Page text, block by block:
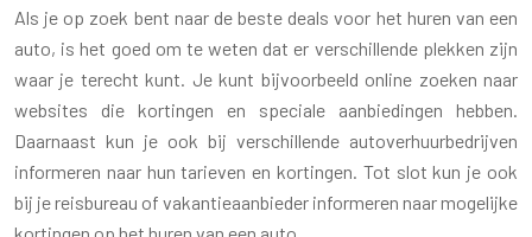
Als je op zoek bent naar de beste deals voor het huren van een
auto, is het goed om te weten dat er verschillende plekken zijn
waar je terecht kunt. Je kunt bijvoorbeeld online zoeken naar
websites die kortingen en speciale aanbiedingen hebben.
Daarnaast kun je ook bij verschillende autoverhuurbedrijven
informeren naar hun tarieven en kortingen. Tot slot kun je ook
bij je reisbureau of vakantieaanbieder informeren naar mogelijke